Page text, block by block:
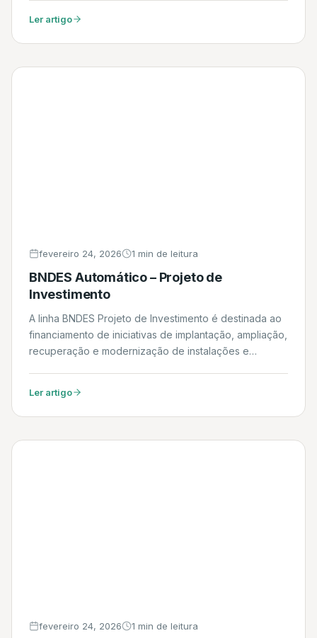
finalidades. Daniel
Ler artigo
fevereiro 24, 2026 1 min de leitura
BNDES Automático – Projeto de
Investimento
A linha BNDES Projeto de Investimento é destinada ao
financiamento de iniciativas de implantação, ampliação,
recuperação e modernização de instalações e
pesca e aquicultura. Daniel
Ler artigo
fevereiro 24, 2026 1 min de leitura